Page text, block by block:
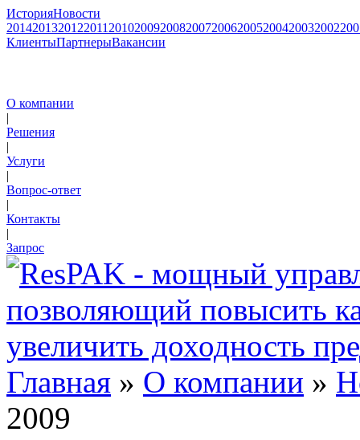
ИсторияНовости
2014201320122011 201020092008200720062005200420032002
КлиентыПартнерыВакансии
О компании
|
Решения
|
Услуги
|
Вопрос-ответ
|
Контакты
|
Запрос
Главная » О компании »
2009